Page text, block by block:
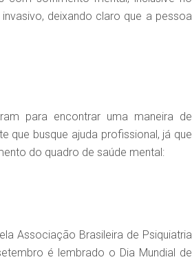
deixando claro que a pessoa
para encontrar uma maneira de
que busque ajuda profissional, já que
do quadro de saúde mental:
Associação Brasileira de Psiquiatria
é lembrado o Dia Mundial de